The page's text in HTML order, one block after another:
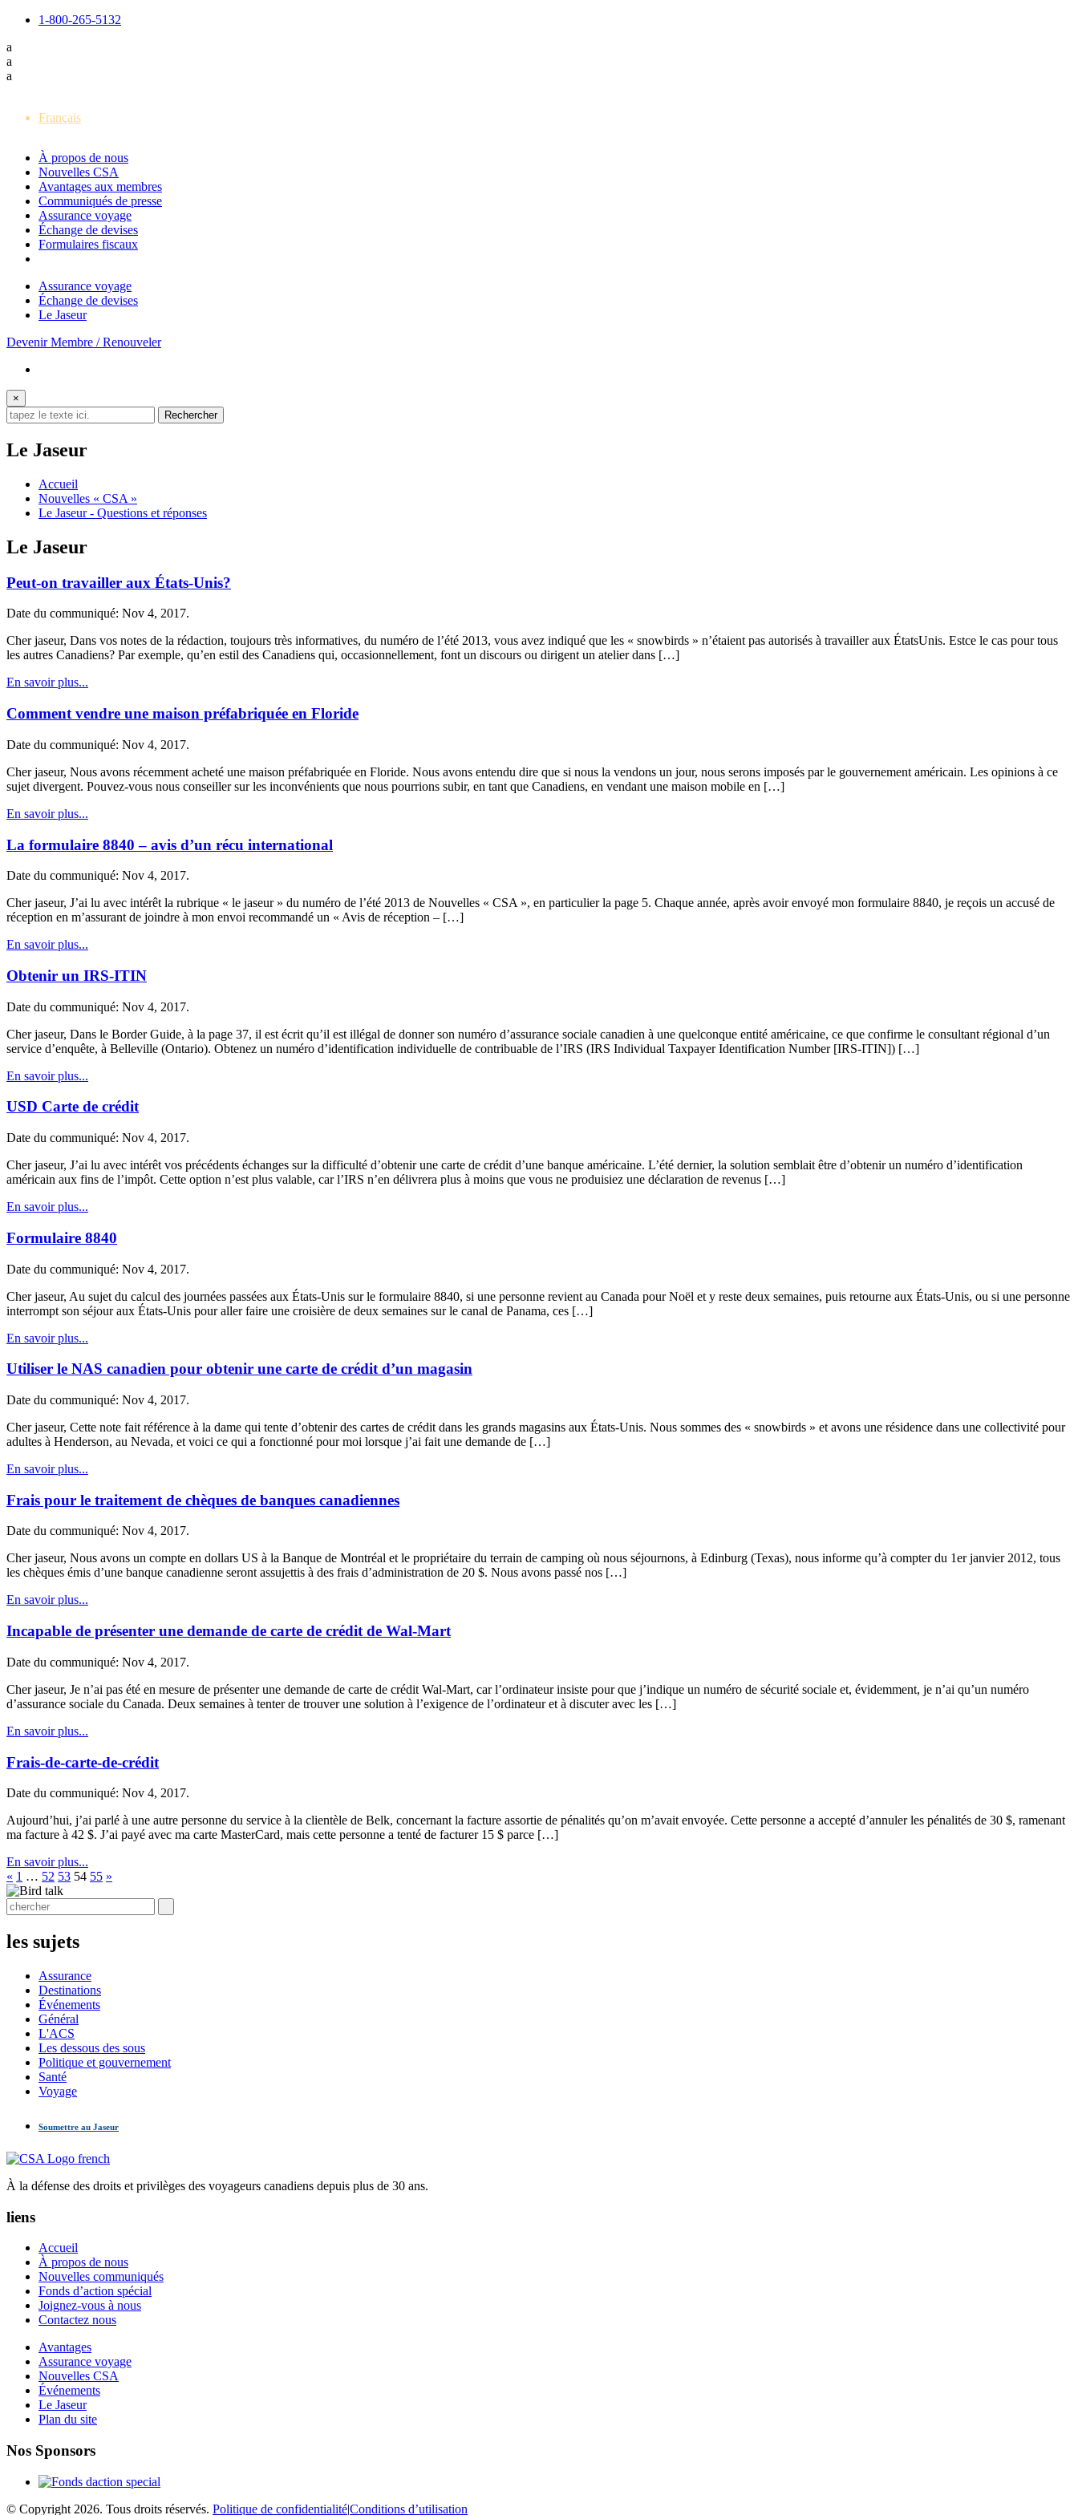
1-800-265-5132
a
a
a
Français
À propos de nous
Nouvelles CSA
Avantages aux membres
Communiqués de presse
Assurance voyage
Échange de devises
Formulaires fiscaux
Assurance voyage
Échange de devises
Le Jaseur
Devenir Membre / Renouveler
×
Le Jaseur
Accueil
Nouvelles « CSA »
Le Jaseur - Questions et réponses
Le Jaseur
Peut-on travailler aux États-Unis?
Date du communiqué: Nov 4, 2017.
Cher jaseur, Dans vos notes de la rédaction, toujours très informatives, du numéro de l’été 2013, vous avez indiqué que les « snowbirds » n’étaient pas autorisés à travailler aux États­Unis. Est­ce le cas pour tous
les autres Canadiens? Par exemple, qu’en est­il des Canadiens qui, occasionnellement, font un discours ou dirigent un atelier dans […]
En savoir plus...
Comment vendre une maison préfabriquée en Floride
Date du communiqué: Nov 4, 2017.
Cher jaseur, Nous avons récemment acheté une maison préfabriquée en Floride. Nous avons entendu dire que si nous la vendons un jour, nous serons imposés par le gouvernement américain. Les opinions à ce
sujet divergent. Pouvez-vous nous conseiller sur les inconvénients que nous pourrions subir, en tant que Canadiens, en vendant une maison mobile en […]
En savoir plus...
La formulaire 8840 – avis d’un récu international
Date du communiqué: Nov 4, 2017.
Cher jaseur, J’ai lu avec intérêt la rubrique « le jaseur » du numéro de l’été 2013 de Nouvelles « CSA », en particulier la page 5. Chaque année, après avoir envoyé mon formulaire 8840, je reçois un accusé de
réception en m’assurant de joindre à mon envoi recommandé un « Avis de réception – […]
En savoir plus...
Obtenir un IRS-ITIN
Date du communiqué: Nov 4, 2017.
Cher jaseur, Dans le Border Guide, à la page 37, il est écrit qu’il est illégal de donner son numéro d’assurance sociale canadien à une quelconque entité américaine, ce que confirme le consultant régional d’un
service d’enquête, à Belleville (Ontario). Obtenez un numéro d’identification individuelle de contribuable de l’IRS (IRS Individual Taxpayer Identification Number [IRS-ITIN]) […]
En savoir plus...
USD Carte de crédit
Date du communiqué: Nov 4, 2017.
Cher jaseur, J’ai lu avec intérêt vos précédents échanges sur la difficulté d’obtenir une carte de crédit d’une banque américaine. L’été dernier, la solution semblait être d’obtenir un numéro d’identification
américain aux fins de l’impôt. Cette option n’est plus valable, car l’IRS n’en délivrera plus à moins que vous ne produisiez une déclaration de revenus […]
En savoir plus...
Formulaire 8840
Date du communiqué: Nov 4, 2017.
Cher jaseur, Au sujet du calcul des journées passées aux États-Unis sur le formulaire 8840, si une personne revient au Canada pour Noël et y reste deux semaines, puis retourne aux États-Unis, ou si une personne
interrompt son séjour aux États-Unis pour aller faire une croisière de deux semaines sur le canal de Panama, ces […]
En savoir plus...
Utiliser le NAS canadien pour obtenir une carte de crédit d’un magasin
Date du communiqué: Nov 4, 2017.
Cher jaseur, Cette note fait référence à la dame qui tente d’obtenir des cartes de crédit dans les grands magasins aux États-Unis. Nous sommes des « snowbirds » et avons une résidence dans une collectivité pour
adultes à Henderson, au Nevada, et voici ce qui a fonctionné pour moi lorsque j’ai fait une demande de […]
En savoir plus...
Frais pour le traitement de chèques de banques canadiennes
Date du communiqué: Nov 4, 2017.
Cher jaseur, Nous avons un compte en dollars US à la Banque de Montréal et le propriétaire du terrain de camping où nous séjournons, à Edinburg (Texas), nous informe qu’à compter du 1er janvier 2012, tous
les chèques émis d’une banque canadienne seront assujettis à des frais d’administration de 20 $. Nous avons passé nos […]
En savoir plus...
Incapable de présenter une demande de carte de crédit de Wal-Mart
Date du communiqué: Nov 4, 2017.
Cher jaseur, Je n’ai pas été en mesure de présenter une demande de carte de crédit Wal-Mart, car l’ordinateur insiste pour que j’indique un numéro de sécurité sociale et, évidemment, je n’ai qu’un numéro
d’assurance sociale du Canada. Deux semaines à tenter de trouver une solution à l’exigence de l’ordinateur et à discuter avec les […]
En savoir plus...
Frais-de-carte-de-crédit
Date du communiqué: Nov 4, 2017.
Aujourd’hui, j’ai parlé à une autre personne du service à la clientèle de Belk, concernant la facture assortie de pénalités qu’on m’avait envoyée. Cette personne a accepté d’annuler les pénalités de 30 $, ramenant
ma facture à 42 $. J’ai payé avec ma carte MasterCard, mais cette personne a tenté de facturer 15 $ parce […]
En savoir plus...
« 1 … 52 53 54 55 »
les sujets
Assurance
Destinations
Événements
Général
L'ACS
Les dessous des sous
Politique et gouvernement
Santé
Voyage
Soumettre au Jaseur
À la défense des droits et privilèges des voyageurs canadiens depuis plus de 30 ans.
liens
Accueil
À propos de nous
Nouvelles communiqués
Fonds d’action spécial
Joignez-vous à nous
Contactez nous
Avantages
Assurance voyage
Nouvelles CSA
Événements
Le Jaseur
Plan du site
Nos Sponsors
© Copyright 2026. Tous droits réservés. Politique de confidentialité|Conditions d’utilisation